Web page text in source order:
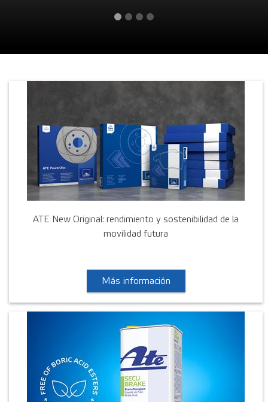
ATE New Original: rendimiento y sostenibilidad de la
movilidad futura
Más información